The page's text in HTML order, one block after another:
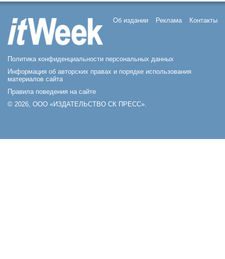
Об издании Реклама Контакты
Политика конфиденциальности персональных данных
Информация об авторских правах и порядке использования
материалов сайта
Правила поведения на сайте
© 2026, ООО «ИЗДАТЕЛЬСТВО СК ПРЕСС».